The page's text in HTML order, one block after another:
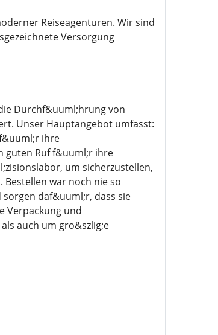
Reiseagenturen. Wir sind
Versorgung
Durchf&uuml;hrung von
Unser Hauptangebot umfasst:
f&uuml;r ihre
guten Ruf f&uuml;r ihre
um sicherzustellen,
war noch nie so
daf&uuml;r, dass sie
Verpackung und
auch um gro&szlig;e